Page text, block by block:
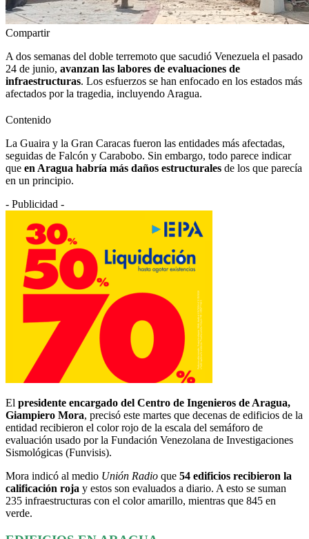
Compartir
A dos semanas del doble terremoto que sacudió Venezuela el pasado
24 de junio, avanzan las labores de evaluaciones de
infraestructuras. Los esfuerzos se han enfocado en los estados más
afectados por la tragedia, incluyendo Aragua.
Contenido
La Guaira y la Gran Caracas fueron las entidades más afectadas,
seguidas de Falcón y Carabobo. Sin embargo, todo parece indicar
que en Aragua habría más daños estructurales de los que parecía
en un principio.
- Publicidad -
El presidente encargado del Centro de Ingenieros de Aragua,
Giampiero Mora, precisó este martes que decenas de edificios de la
entidad recibieron el color rojo de la escala del semáforo de
evaluación usado por la Fundación Venezolana de Investigaciones
Sismológicas (Funvisis).
Mora indicó al medio Unión Radio que 54 edificios recibieron la
calificación roja y estos son evaluados a diario. A esto se suman
235 infraestructuras con el color amarillo, mientras que 845 en
verde.